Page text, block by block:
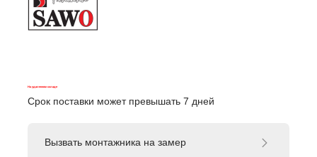
На удаленном складе
Срок поставки может превышать 7 дней
Вызвать монтажника на замер